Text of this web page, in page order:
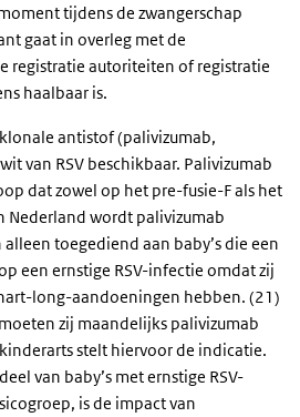
tijdens de zwangerschap
gaat in overleg met de
registratie autoriteiten of registratie
haalbaar is.
antistof (palivizumab,
van RSV beschikbaar. Palivizumab
dat zowel op het pre-fusie-F als het
Nederland wordt palivizumab
toegediend aan baby’s die een
een ernstige RSV-infectie omdat zij
long-aandoeningen hebben. (21)
zij maandelijks palivizumab
stelt hiervoor de indicatie.
van baby’s met ernstige RSV-
is de impact van